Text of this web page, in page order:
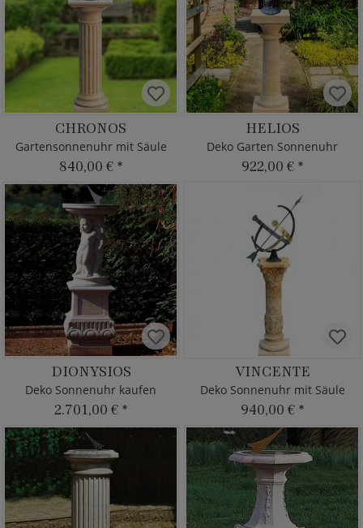
CHRONOS
Gartensonnenuhr mit Säule
840,00 € *
HELIOS
Deko Garten Sonnenuhr
922,00 € *
DIONYSIOS
Deko Sonnenuhr kaufen
2.701,00 € *
VINCENTE
Deko Sonnenuhr mit Säule
940,00 € *